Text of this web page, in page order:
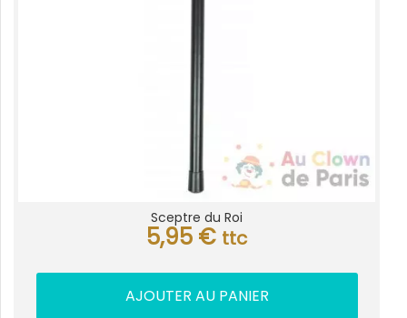
Sceptre du Roi
5,95 € ttc
AJOUTER AU PANIER